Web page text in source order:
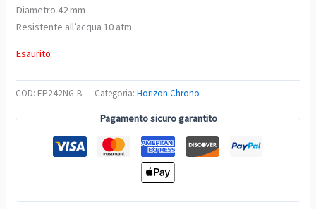
Diametro 42 mm
Resistente all’acqua 10 atm
Esaurito
COD: EP242NG-B Categoria:Horizon Chrono
Pagamento sicuro garantito